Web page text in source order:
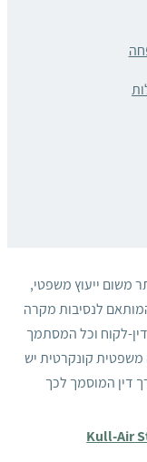
משום ייעוץ משפטי,
לנסיבות מקרה
דין-לקוח וכל המסתמך
משפטית קונקרטית יש
דין המוסמך לכך
Kull-Air